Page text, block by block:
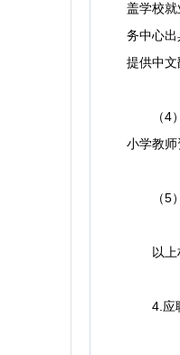
盖学校
务中心
提供中文
（4）
小学教师
（5）
以上材
4.应聘